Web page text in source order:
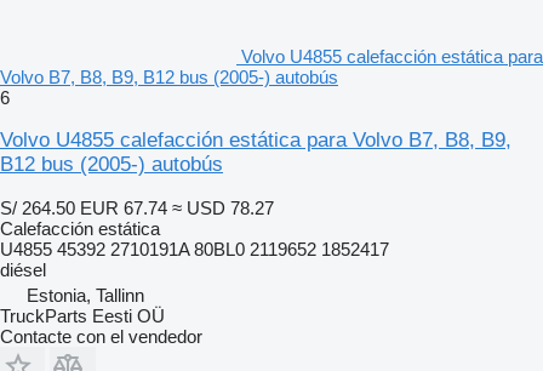
Volvo U4855 calefacción estática para
Volvo B7, B8, B9, B12 bus (2005-) autobús
6
Volvo U4855 calefacción estática para Volvo B7, B8, B9,
B12 bus (2005-) autobús
S/ 264.50 EUR 67.74 ≈ USD 78.27
Calefacción estática
U4855 45392 2710191A 80BL0 2119652 1852417
diésel
Estonia, Tallinn
TruckParts Eesti OÜ
Contacte con el vendedor